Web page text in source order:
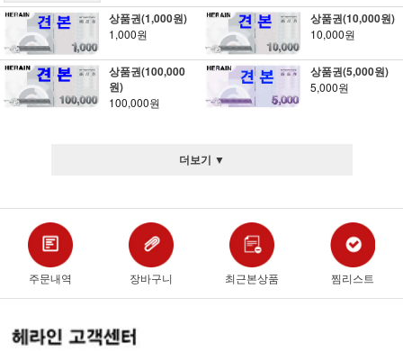
상품권(1,000원)
1,000원
상품권(10,000원)
10,000원
상품권(100,000
원)
100,000원
상품권(5,000원)
5,000원
더보기 ▼
주문내역 장바구니 최근본상품 찜리스트